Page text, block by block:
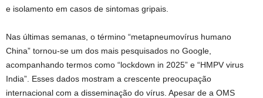
e isolamento em casos de sintomas gripais.
Nas últimas semanas, o término “metapneumovírus humano
China” tornou-se um dos mais pesquisados no Google,
acompanhando termos como “lockdown in 2025” e “HMPV virus
India”. Esses dados mostram a crescente preocupação
internacional com a disseminação do vírus. Apesar de a OMS